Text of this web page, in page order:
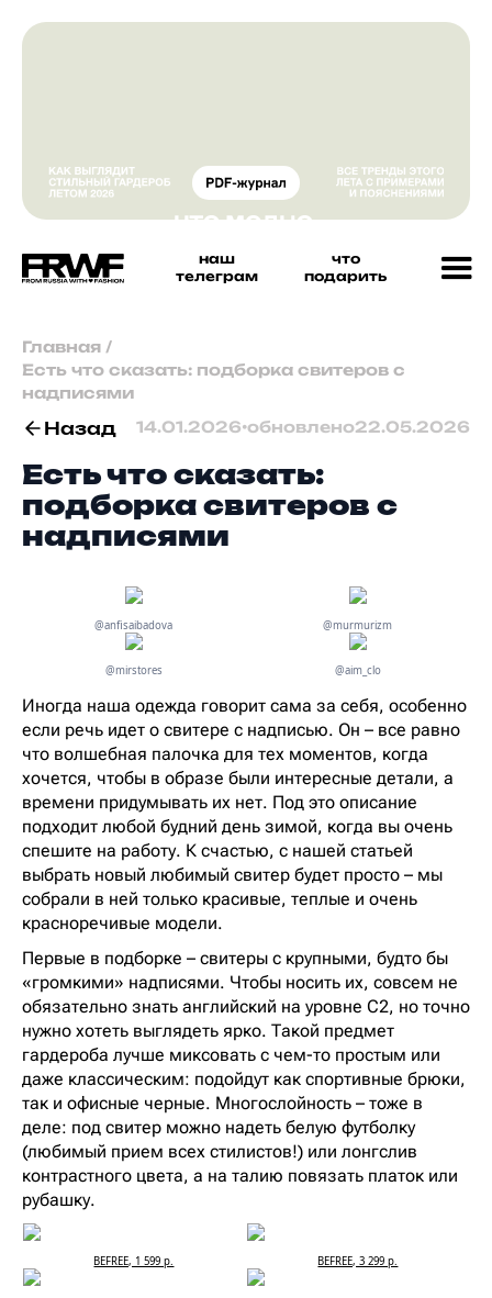
наш
телеграм
что
подарить
Главная /
Есть что сказать: подборка свитеров с
надписями
Назад 14.01.2026•обновлено22.05.2026
Есть что сказать:
подборка свитеров с
надписями
@anfisaibadova @murmurizm
@mirstores @aim_clo
Иногда наша одежда говорит сама за себя, особенно
если речь идет о свитере с надписью. Он – все равно
что волшебная палочка для тех моментов, когда
хочется, чтобы в образе были интересные детали, а
времени придумывать их нет. Под это описание
подходит любой будний день зимой, когда вы очень
спешите на работу. К счастью, с нашей статьей
выбрать новый любимый свитер будет просто – мы
собрали в ней только красивые, теплые и очень
красноречивые модели.
Первые в подборке – свитеры с крупными, будто бы
«громкими» надписями. Чтобы носить их, совсем не
обязательно знать английский на уровне C2, но точно
нужно хотеть выглядеть ярко. Такой предмет
гардероба лучше миксовать с чем-то простым или
даже классическим: подойдут как спортивные брюки,
так и офисные черные. Многослойность – тоже в
деле: под свитер можно надеть белую футболку
(любимый прием всех стилистов!) или лонгслив
контрастного цвета, а на талию повязать платок или
рубашку.
BEFREE, 1 599 р. BEFREE, 3 299 р.